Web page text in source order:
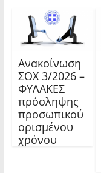
Ανακοίνωση
ΣΟΧ 3/2026 –
ΦΥΛΑΚΕΣ
πρόσληψης
προσωπικού
ορισμένου
χρόνου